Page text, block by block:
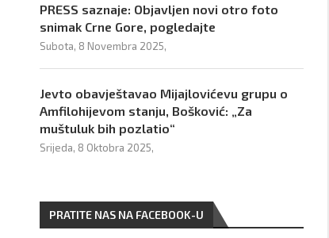
PRESS saznaje: Objavljen novi otro foto
snimak Crne Gore, pogledajte
Subota, 8 Novembra 2025,
Jevto obavještavao Mijajlovićevu grupu o
Amfilohijevom stanju, Bošković: „Za
muštuluk bih pozlatio“
Srijeda, 8 Oktobra 2025,
PRATITE NAS NA FACEBOOK-U